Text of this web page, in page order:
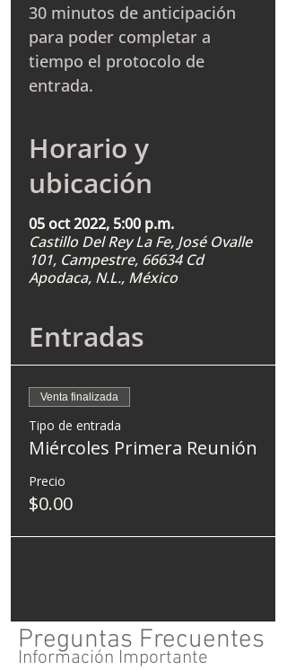
30 minutos de anticipación
para poder completar a
tiempo el protocolo de
entrada.
Horario y
ubicación
05 oct 2022, 5:00 p.m.
Castillo Del Rey La Fe, José Ovalle
101, Campestre, 66634 Cd
Apodaca, N.L., México
Entradas
Venta finalizada
Tipo de entrada
Miércoles Primera Reunión
Precio
$0.00
Preguntas Frecuentes
Información Importante